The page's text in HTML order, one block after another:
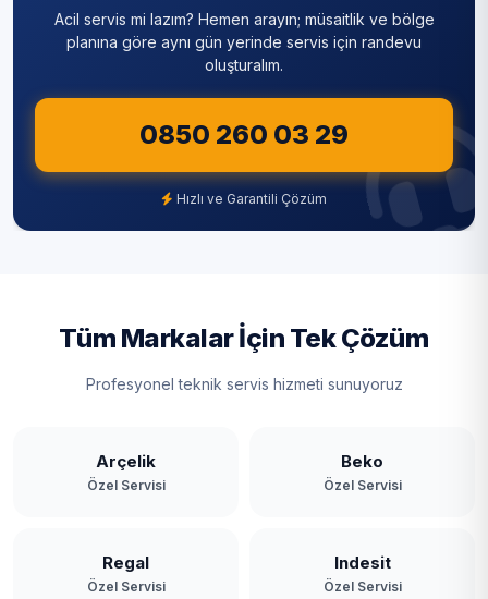
Sultanbeyli
Şişli
Tuzla
Üsküdar
Zeytinburnu
Mavigöl
Mustafa Kemal Paşa
Nenehatun
Yassıören
Yeniköy
Acil servis mi lazım? Hemen arayın; müsaitlik ve bölge
planına göre aynı gün yerinde servis için randevu
oluşturalım.
0850 260 03 29
Hızlı ve Garantili Çözüm
Tüm Markalar İçin Tek Çözüm
Profesyonel teknik servis hizmeti sunuyoruz
Arçelik
Özel Servisi
Beko
Özel Servisi
Regal
Özel Servisi
Indesit
Özel Servisi